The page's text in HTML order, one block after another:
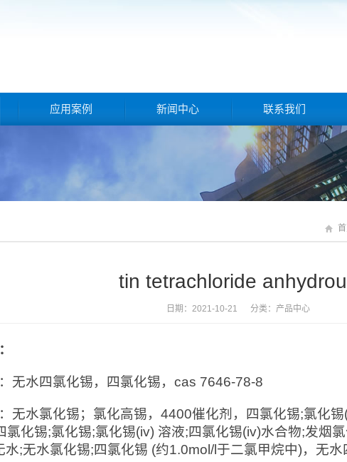
应用案例 新闻中心 联系我们
tin tetrachloride
日期：2021-10-21 分类： 产品中心
无水四氯化锡，四氯化锡，cas 7646-78-8
无水氯化锡；氯化高锡，4400催化剂，四氯化锡;氯化
氯化锡;氯化锡;氯化锡(iv) 溶液;四氯化锡(iv)水合物;发烟
水;无水氯化锡;四氯化锡 (约1.0mol/l于二氯甲烷中)，无水